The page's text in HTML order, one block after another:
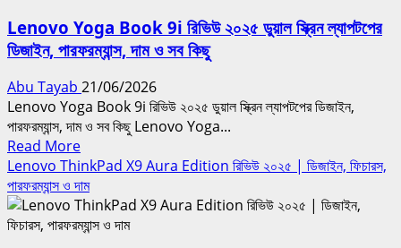
Lenovo Yoga Book 9i রিভিউ ২০২৫ ডুয়াল স্ক্রিন ল্যাপটপের
ডিজাইন, পারফরম্যান্স, দাম ও সব কিছু
Abu Tayab 21/06/2026
Lenovo Yoga Book 9i রিভিউ ২০২৫ ডুয়াল স্ক্রিন ল্যাপটপের ডিজাইন,
পারফরম্যান্স, দাম ও সব কিছু Lenovo Yoga...
Read MoreRead
more
about
Lenovo
Yoga
Lenovo ThinkPad X9 Aura Edition রিভিউ ২০২৫ | ডিজাইন, ফিচারস,
পারফরম্যান্স ও দাম